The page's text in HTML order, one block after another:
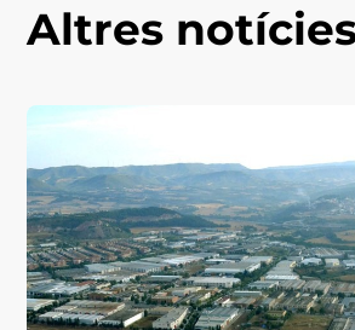
Altres